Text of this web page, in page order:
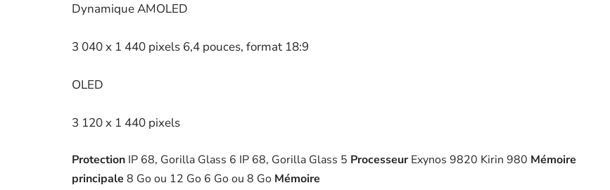
Dynamique AMOLED
3 040 x 1 440 pixels 6,4 pouces, format 18:9
OLED
3 120 x 1 440 pixels
Protection IP 68, Gorilla Glass 6 IP 68, Gorilla Glass 5 Processeur Exynos 9820 Kirin 980 Mémoire
principale 8 Go ou 12 Go 6 Go ou 8 Go Mémoire